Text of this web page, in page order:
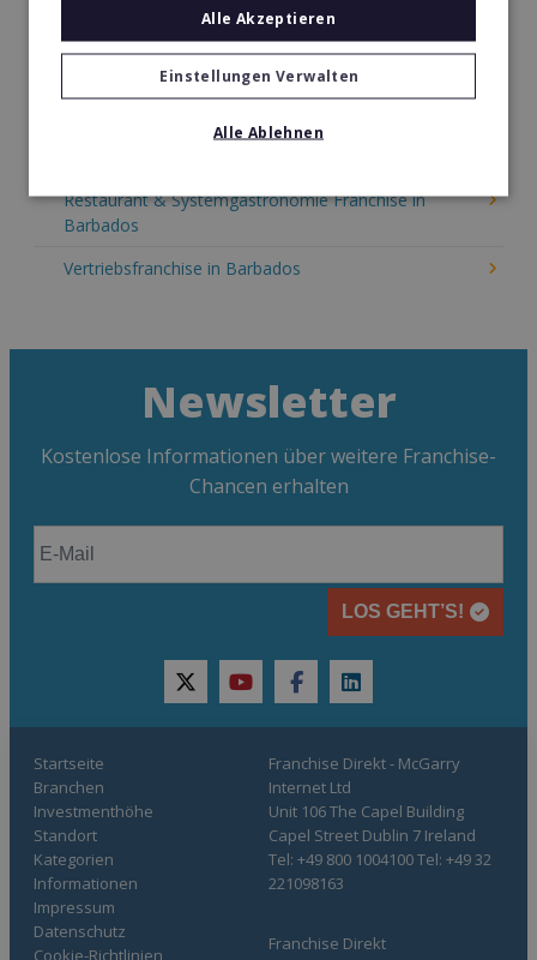
Medien & Werbung Franchise in Barbados
Möbel & Einrichtung Franchise in Barbados
Restaurant & Systemgastronomie Franchise in
Barbados
Vertriebsfranchise in Barbados
Newsletter
Kostenlose Informationen über weitere Franchise-
Chancen erhalten
LOS GEHT’S!
twitteryoutubefacebooklinkedin
Startseite
Branchen
Investmenthöhe
Standort
Kategorien
Informationen
Franchise Direkt
Impressum
Datenschutz
Cookie-Richtlinien
Franchise Direkt - McGarry
Internet Ltd
Unit 106 The Capel Building
Capel Street Dublin 7 Ireland
Tel: +49 800 1004100 Tel: +49 32
221098163
Alle Akzeptieren
Einstellungen Verwalten
Alle Ablehnen